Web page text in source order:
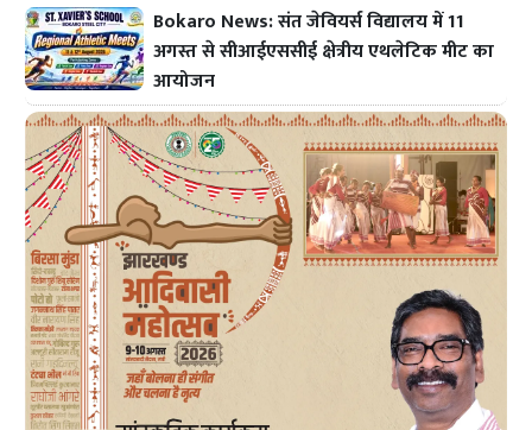
Bokaro News: संत जेवियर्स विद्यालय में 11
अगस्त से सीआईएससीई क्षेत्रीय एथलेटिक मीट का
आयोजन